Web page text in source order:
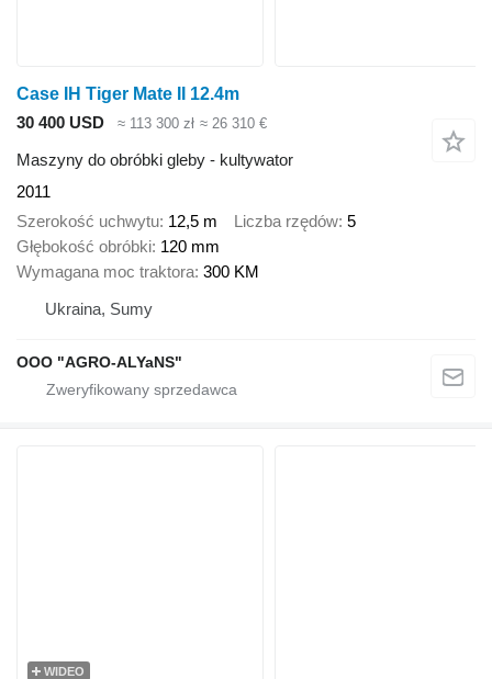
Case IH Tiger Mate II 12.4m
30 400 USD
≈ 113 300 zł ≈ 26 310 €
Maszyny do obróbki gleby - kultywator
2011
Szerokość uchwytu 12,5 m Liczba rzędów 5
Głębokość obróbki 120 mm
Wymagana moc traktora 300 KM
Ukraina, Sumy
OOO "AGRO-ALYaNS"
WIDEO